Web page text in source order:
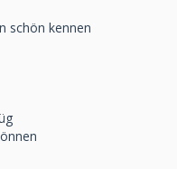
schön kennen